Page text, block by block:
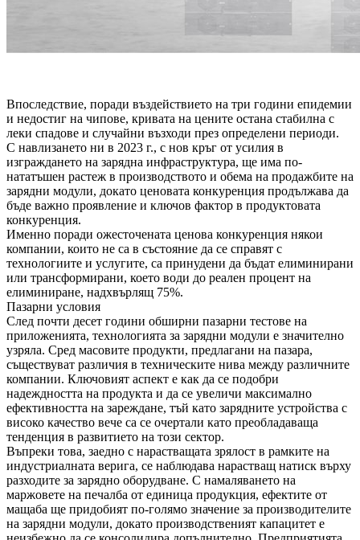
Впоследствие, поради въздействието на три години епидемии
и недостиг на чипове, кривата на цените остана стабилна с
леки спадове и случайни възходи през определени периоди.
С навлизането ни в 2023 г., с нов кръг от усилия в
изграждането на зарядна инфраструктура, ще има по-
нататъшен растеж в производството и обема на продажбите на
зарядни модули, докато ценовата конкуренция продължава да
бъде важно проявление и ключов фактор в продуктовата
конкуренция.
Именно поради ожесточената ценова конкуренция някои
компании, които не са в състояние да се справят с
технологиите и услугите, са принудени да бъдат елиминирани
или трансформирани, което води до реален процент на
елиминиране, надхвърлящ 75%.
Пазарни условия
След почти десет години обширни пазарни тестове на
приложенията, технологията за зарядни модули е значително
узряла. Сред масовите продукти, предлагани на пазара,
съществуват различия в техническите нива между различните
компании. Ключовият аспект е как да се подобри
надеждността на продукта и да се увеличи максимално
ефективността на зареждане, тъй като зарядните устройства с
високо качество вече са се очертали като преобладаваща
тенденция в развитието на този сектор.
Въпреки това, заедно с нарастващата зрялост в рамките на
индустриалната верига, се наблюдава нарастващ натиск върху
разходите за зарядно оборудване. С намаляването на
маржовете на печалба от единица продукция, ефектите от
мащаба ще придобият по-голямо значение за производителите
на зарядни модули, докато производственият капацитет е